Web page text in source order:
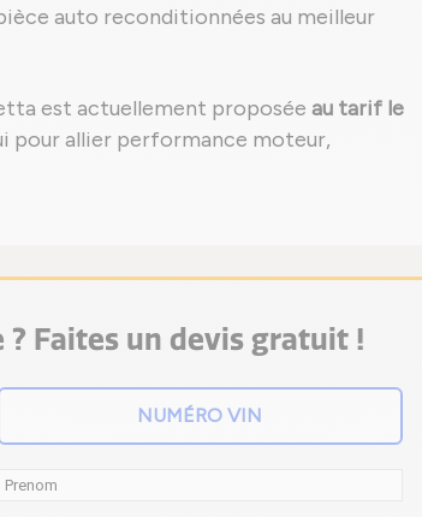
auto reconditionnées au meilleur
est actuellement proposée au tarif le
pour allier performance moteur,
Faites un devis gratuit !